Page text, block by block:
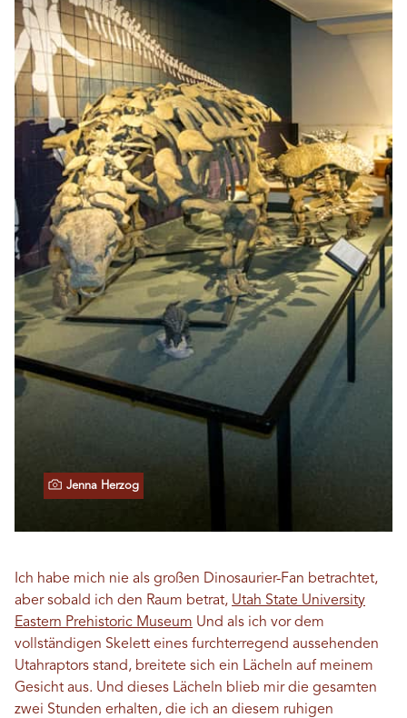
Jenna Herzog
Ich habe mich nie als großen Dinosaurier-Fan betrachtet,
aber sobald ich den Raum betrat, Utah State University
Eastern Prehistoric Museum Und als ich vor dem
vollständigen Skelett eines furchterregend aussehenden
Utahraptors stand, breitete sich ein Lächeln auf meinem
Gesicht aus. Und dieses Lächeln blieb mir die gesamten
zwei Stunden erhalten, die ich an diesem ruhigen